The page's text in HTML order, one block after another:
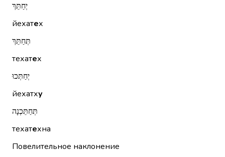
יְחַתֵּךְ
йехатех
תְּחַתֵּךְ
техатех
יְחַתְּכוּ
йехатху
תְּחַתֵּכְנָה
техатехна
Повелительное наклонение